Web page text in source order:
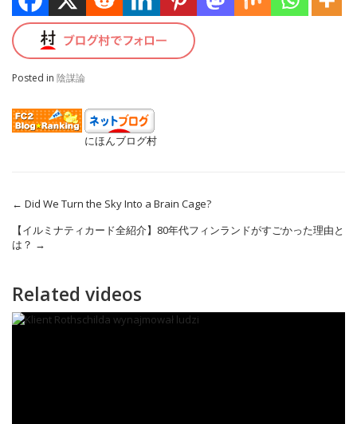
Posted in 陰謀論
にほんブログ村
← Did We Turn the Sky Into a Brain Cage?
【イルミナティカード全紹介】80年代フィンランドがすごかった理由と
は？ →
Related videos